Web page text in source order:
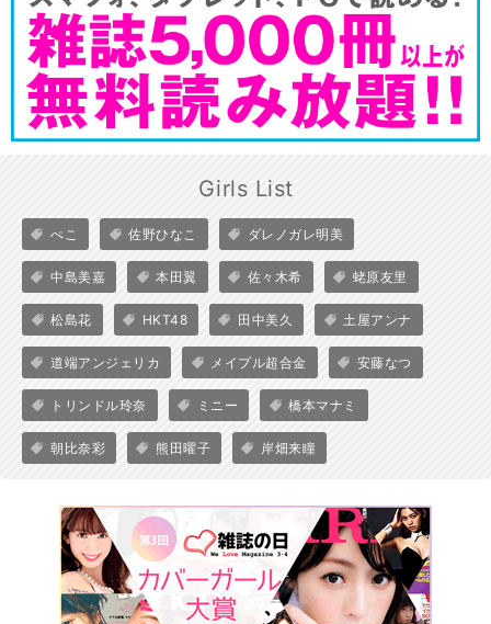
Girls List
ぺこ 佐野ひなこ ダレノガレ明美
中島美嘉 本田翼 佐々木希 蛯原友里
松島花 HKT48 田中美久 土屋アンナ
道端アンジェリカ メイプル超合金 安藤なつ
トリンドル玲奈 ミニー 橋本マナミ
朝比奈彩 熊田曜子 岸畑来瞳